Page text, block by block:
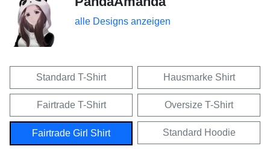
alle Designs anzeigen
Standard T-Shirt Hausmarke Shirt
Fairtrade T-Shirt Oversize T-Shirt
Fairtrade Girl Shirt Standard Hoodie